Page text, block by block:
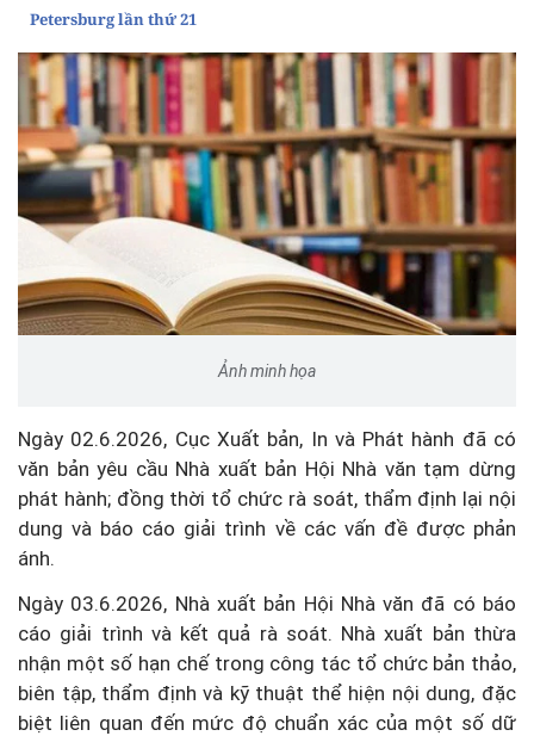
Petersburg lần thứ 21
Ảnh minh họa
Ngày 02.6.2026, Cục Xuất bản, In và Phát hành đã có
văn bản yêu cầu Nhà xuất bản Hội Nhà văn tạm dừng
phát hành; đồng thời tổ chức rà soát, thẩm định lại nội
dung và báo cáo giải trình về các vấn đề được phản
ánh.
Ngày 03.6.2026, Nhà xuất bản Hội Nhà văn đã có báo
cáo giải trình và kết quả rà soát. Nhà xuất bản thừa
nhận một số hạn chế trong công tác tổ chức bản thảo,
biên tập, thẩm định và kỹ thuật thể hiện nội dung, đặc
biệt liên quan đến mức độ chuẩn xác của một số dữ